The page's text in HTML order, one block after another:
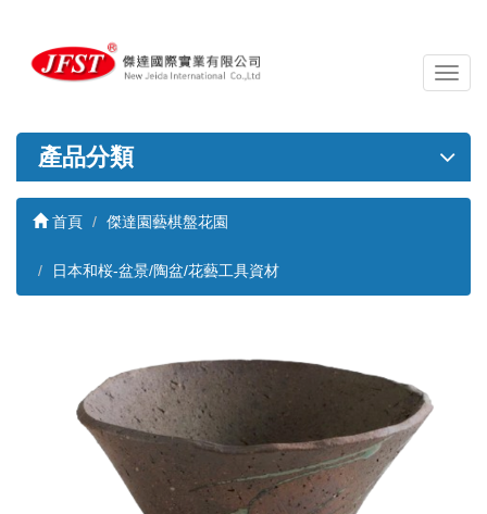
導
覽
關
產品分類
首頁 傑達園藝棋盤花園
日本和桜-盆景/陶盆/花藝工具資材